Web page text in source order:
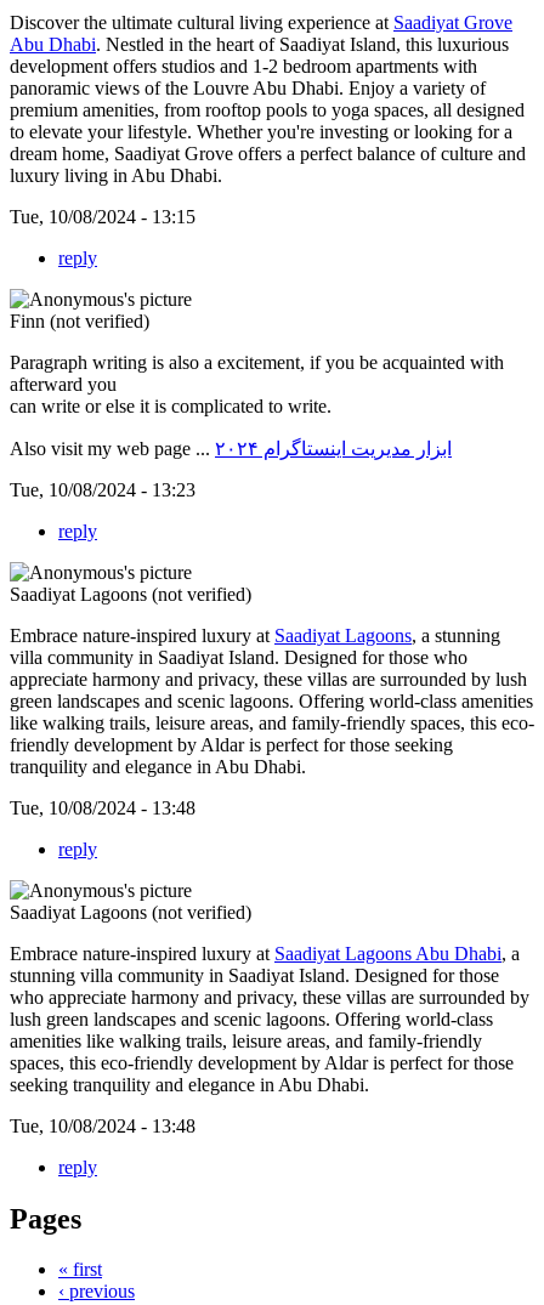
Discover the ultimate cultural living experience at Saadiyat Grove
Abu Dhabi. Nestled in the heart of Saadiyat Island, this luxurious
development offers studios and 1-2 bedroom apartments with
panoramic views of the Louvre Abu Dhabi. Enjoy a variety of
premium amenities, from rooftop pools to yoga spaces, all designed
to elevate your lifestyle. Whether you're investing or looking for a
dream home, Saadiyat Grove offers a perfect balance of culture and
luxury living in Abu Dhabi.
Tue, 10/08/2024 - 13:15
reply
Finn (not verified)
Paragraph writing is also a excitement, if you be acquainted with
afterward you
can write or else it is complicated to write.
Also visit my web page ...
ابزار مدیریت اینستاگرام ۲۰۲۴
Tue, 10/08/2024 - 13:23
reply
Saadiyat Lagoons (not verified)
Embrace nature-inspired luxury at Saadiyat Lagoons, a stunning
villa community in Saadiyat Island. Designed for those who
appreciate harmony and privacy, these villas are surrounded by lush
green landscapes and scenic lagoons. Offering world-class amenities
like walking trails, leisure areas, and family-friendly spaces, this eco-
friendly development by Aldar is perfect for those seeking
tranquility and elegance in Abu Dhabi.
Tue, 10/08/2024 - 13:48
reply
Saadiyat Lagoons (not verified)
Embrace nature-inspired luxury at Saadiyat Lagoons Abu Dhabi, a
stunning villa community in Saadiyat Island. Designed for those
who appreciate harmony and privacy, these villas are surrounded by
lush green landscapes and scenic lagoons. Offering world-class
amenities like walking trails, leisure areas, and family-friendly
spaces, this eco-friendly development by Aldar is perfect for those
seeking tranquility and elegance in Abu Dhabi.
Tue, 10/08/2024 - 13:48
reply
Pages
« first
‹ previous